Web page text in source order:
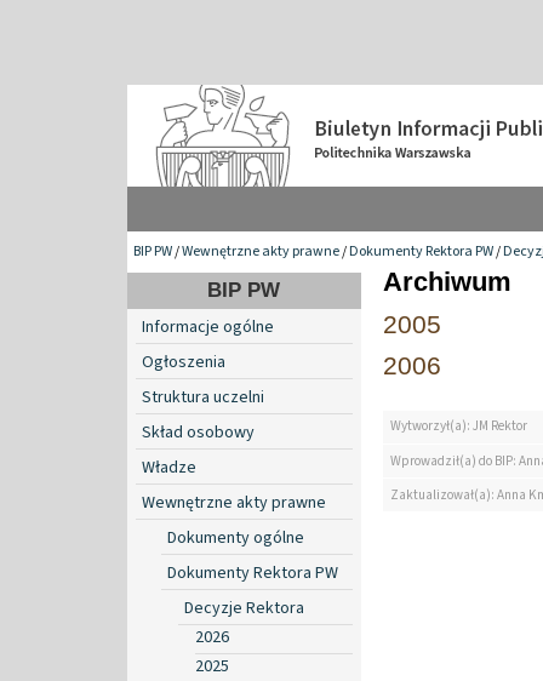
BIP PW/Wewnętrzne akty prawne/Dokumenty Rektora PW/
BIP PW
Informacje ogólne
Ogłoszenia
Struktura uczelni
Skład osobowy
Władze
Wewnętrzne akty prawne
Dokumenty ogólne
Dokumenty Rektora PW
Decyzje Rektora
2026
2025
Archiwum
2005
2006
Wytworzył(a): JM Rektor
Wprowadził(a) do BIP:
Zaktualizował(a): Anna